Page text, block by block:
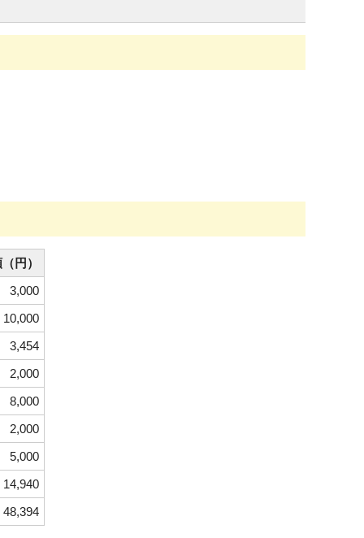
円）
3,000
10,000
3,454
2,000
8,000
2,000
5,000
14,940
48,394